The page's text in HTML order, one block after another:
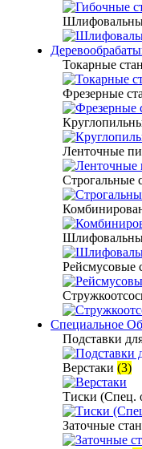
Токарные
Фрезерные
Ленточные
Строгальные
Рейсмусовые
Специальное
Подставки
Верстаки (3)
Тиски (Спец.
Заточные